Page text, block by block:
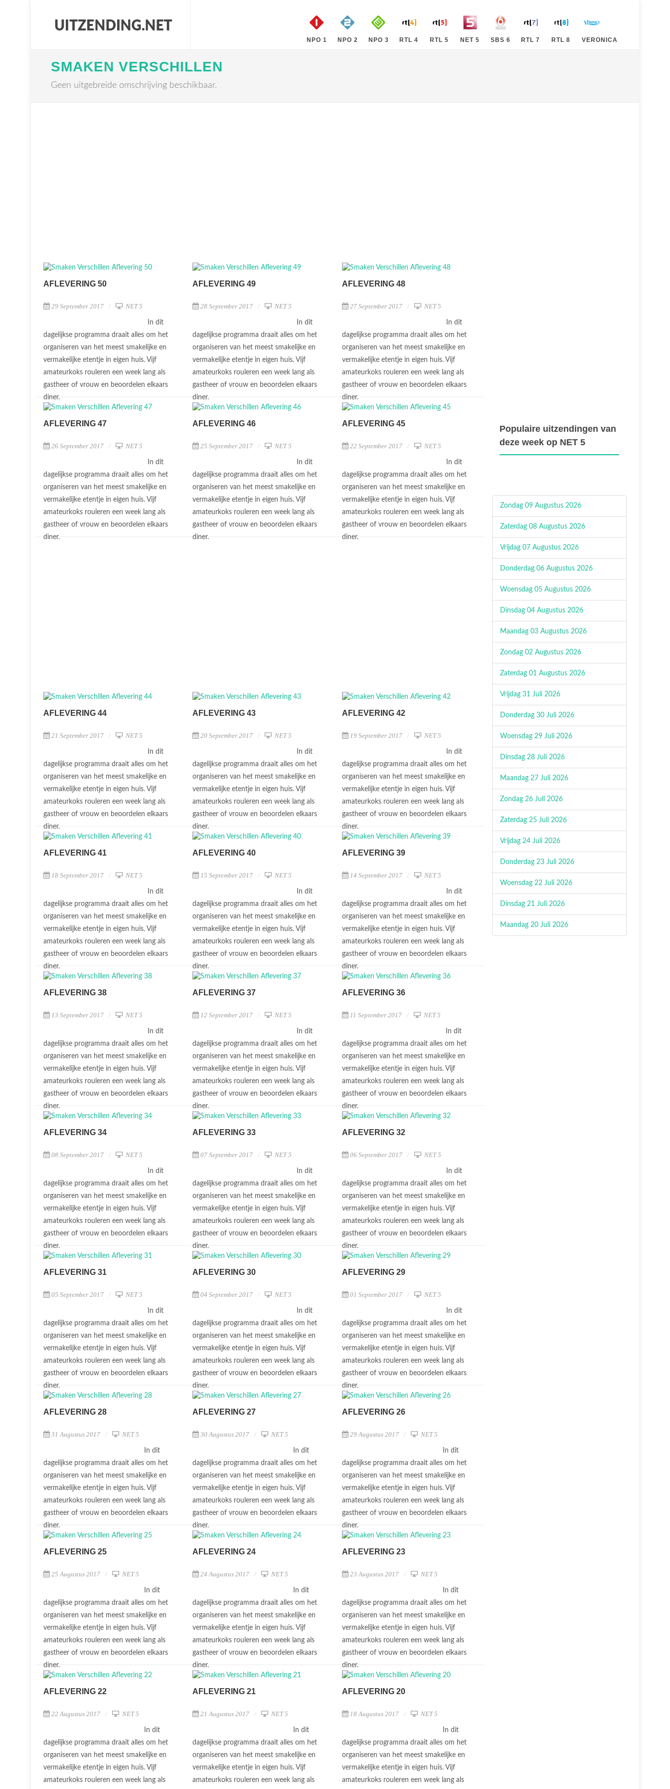
NPO 1 NPO 2 NPO 3 RTL 4 RTL 5 NET 5 SBS 6 RTL 7 RTL 8 VERONICA
SMAKEN VERSCHILLEN
Geen uitgebreide omschrijving beschikbaar.
AFLEVERING 50
29 September 2017 NET 5
In dit
dagelijkse programma draait alles om het
organiseren van het meest smakelijke en
vermakelijke etentje in eigen huis. Vijf
amateurkoks rouleren een week lang als
gastheer of vrouw en beoordelen elkaars
diner.
AFLEVERING 49
28 September 2017 NET 5
In dit
dagelijkse programma draait alles om het
organiseren van het meest smakelijke en
vermakelijke etentje in eigen huis. Vijf
amateurkoks rouleren een week lang als
gastheer of vrouw en beoordelen elkaars
diner.
AFLEVERING 48
27 September 2017 NET 5
In dit
dagelijkse programma draait alles om het
organiseren van het meest smakelijke en
vermakelijke etentje in eigen huis. Vijf
amateurkoks rouleren een week lang als
gastheer of vrouw en beoordelen elkaars
diner.
AFLEVERING 47
26 September 2017 NET 5
In dit
dagelijkse programma draait alles om het
organiseren van het meest smakelijke en
vermakelijke etentje in eigen huis. Vijf
amateurkoks rouleren een week lang als
gastheer of vrouw en beoordelen elkaars
diner.
AFLEVERING 46
25 September 2017 NET 5
In dit
dagelijkse programma draait alles om het
organiseren van het meest smakelijke en
vermakelijke etentje in eigen huis. Vijf
amateurkoks rouleren een week lang als
gastheer of vrouw en beoordelen elkaars
diner.
AFLEVERING 45
22 September 2017 NET 5
In dit
dagelijkse programma draait alles om het
organiseren van het meest smakelijke en
vermakelijke etentje in eigen huis. Vijf
amateurkoks rouleren een week lang als
gastheer of vrouw en beoordelen elkaars
diner.
AFLEVERING 44
21 September 2017 NET 5
In dit
dagelijkse programma draait alles om het
organiseren van het meest smakelijke en
vermakelijke etentje in eigen huis. Vijf
amateurkoks rouleren een week lang als
gastheer of vrouw en beoordelen elkaars
diner.
AFLEVERING 43
20 September 2017 NET 5
In dit
dagelijkse programma draait alles om het
organiseren van het meest smakelijke en
vermakelijke etentje in eigen huis. Vijf
amateurkoks rouleren een week lang als
gastheer of vrouw en beoordelen elkaars
diner.
AFLEVERING 42
19 September 2017 NET 5
In dit
dagelijkse programma draait alles om het
organiseren van het meest smakelijke en
vermakelijke etentje in eigen huis. Vijf
amateurkoks rouleren een week lang als
gastheer of vrouw en beoordelen elkaars
diner.
AFLEVERING 41
18 September 2017 NET 5
In dit
dagelijkse programma draait alles om het
organiseren van het meest smakelijke en
vermakelijke etentje in eigen huis. Vijf
amateurkoks rouleren een week lang als
gastheer of vrouw en beoordelen elkaars
diner.
AFLEVERING 40
15 September 2017 NET 5
In dit
dagelijkse programma draait alles om het
organiseren van het meest smakelijke en
vermakelijke etentje in eigen huis. Vijf
amateurkoks rouleren een week lang als
gastheer of vrouw en beoordelen elkaars
diner.
AFLEVERING 39
14 September 2017 NET 5
In dit
dagelijkse programma draait alles om het
organiseren van het meest smakelijke en
vermakelijke etentje in eigen huis. Vijf
amateurkoks rouleren een week lang als
gastheer of vrouw en beoordelen elkaars
diner.
AFLEVERING 38
13 September 2017 NET 5
In dit
dagelijkse programma draait alles om het
organiseren van het meest smakelijke en
vermakelijke etentje in eigen huis. Vijf
amateurkoks rouleren een week lang als
gastheer of vrouw en beoordelen elkaars
diner.
AFLEVERING 37
12 September 2017 NET 5
In dit
dagelijkse programma draait alles om het
organiseren van het meest smakelijke en
vermakelijke etentje in eigen huis. Vijf
amateurkoks rouleren een week lang als
gastheer of vrouw en beoordelen elkaars
diner.
AFLEVERING 36
11 September 2017 NET 5
In dit
dagelijkse programma draait alles om het
organiseren van het meest smakelijke en
vermakelijke etentje in eigen huis. Vijf
amateurkoks rouleren een week lang als
gastheer of vrouw en beoordelen elkaars
diner.
AFLEVERING 34
08 September 2017 NET 5
In dit
dagelijkse programma draait alles om het
organiseren van het meest smakelijke en
vermakelijke etentje in eigen huis. Vijf
amateurkoks rouleren een week lang als
gastheer of vrouw en beoordelen elkaars
diner.
AFLEVERING 33
07 September 2017 NET 5
In dit
dagelijkse programma draait alles om het
organiseren van het meest smakelijke en
vermakelijke etentje in eigen huis. Vijf
amateurkoks rouleren een week lang als
gastheer of vrouw en beoordelen elkaars
diner.
AFLEVERING 32
06 September 2017 NET 5
In dit
dagelijkse programma draait alles om het
organiseren van het meest smakelijke en
vermakelijke etentje in eigen huis. Vijf
amateurkoks rouleren een week lang als
gastheer of vrouw en beoordelen elkaars
diner.
AFLEVERING 31
05 September 2017 NET 5
In dit
dagelijkse programma draait alles om het
organiseren van het meest smakelijke en
vermakelijke etentje in eigen huis. Vijf
amateurkoks rouleren een week lang als
gastheer of vrouw en beoordelen elkaars
diner.
AFLEVERING 30
04 September 2017 NET 5
In dit
dagelijkse programma draait alles om het
organiseren van het meest smakelijke en
vermakelijke etentje in eigen huis. Vijf
amateurkoks rouleren een week lang als
gastheer of vrouw en beoordelen elkaars
diner.
AFLEVERING 29
01 September 2017 NET 5
In dit
dagelijkse programma draait alles om het
organiseren van het meest smakelijke en
vermakelijke etentje in eigen huis. Vijf
amateurkoks rouleren een week lang als
gastheer of vrouw en beoordelen elkaars
diner.
AFLEVERING 28
31 Augustus 2017 NET 5
In dit
dagelijkse programma draait alles om het
organiseren van het meest smakelijke en
vermakelijke etentje in eigen huis. Vijf
amateurkoks rouleren een week lang als
gastheer of vrouw en beoordelen elkaars
diner.
AFLEVERING 27
30 Augustus 2017 NET 5
In dit
dagelijkse programma draait alles om het
organiseren van het meest smakelijke en
vermakelijke etentje in eigen huis. Vijf
amateurkoks rouleren een week lang als
gastheer of vrouw en beoordelen elkaars
diner.
AFLEVERING 26
29 Augustus 2017 NET 5
In dit
dagelijkse programma draait alles om het
organiseren van het meest smakelijke en
vermakelijke etentje in eigen huis. Vijf
amateurkoks rouleren een week lang als
gastheer of vrouw en beoordelen elkaars
diner.
AFLEVERING 25
25 Augustus 2017 NET 5
In dit
dagelijkse programma draait alles om het
organiseren van het meest smakelijke en
vermakelijke etentje in eigen huis. Vijf
amateurkoks rouleren een week lang als
gastheer of vrouw en beoordelen elkaars
diner.
AFLEVERING 24
24 Augustus 2017 NET 5
In dit
dagelijkse programma draait alles om het
organiseren van het meest smakelijke en
vermakelijke etentje in eigen huis. Vijf
amateurkoks rouleren een week lang als
gastheer of vrouw en beoordelen elkaars
diner.
AFLEVERING 23
23 Augustus 2017 NET 5
In dit
dagelijkse programma draait alles om het
organiseren van het meest smakelijke en
vermakelijke etentje in eigen huis. Vijf
amateurkoks rouleren een week lang als
gastheer of vrouw en beoordelen elkaars
diner.
AFLEVERING 22
22 Augustus 2017 NET 5
In dit
dagelijkse programma draait alles om het
organiseren van het meest smakelijke en
vermakelijke etentje in eigen huis. Vijf
amateurkoks rouleren een week lang als
AFLEVERING 21
21 Augustus 2017 NET 5
In dit
dagelijkse programma draait alles om het
organiseren van het meest smakelijke en
vermakelijke etentje in eigen huis. Vijf
amateurkoks rouleren een week lang als
AFLEVERING 20
18 Augustus 2017 NET 5
In dit
dagelijkse programma draait alles om het
organiseren van het meest smakelijke en
vermakelijke etentje in eigen huis. Vijf
amateurkoks rouleren een week lang als
Populaire uitzendingen van
deze week op NET 5
Zondag 09 Augustus 2026
Zaterdag 08 Augustus 2026
Vrijdag 07 Augustus 2026
Donderdag 06 Augustus 2026
Woensdag 05 Augustus 2026
Dinsdag 04 Augustus 2026
Maandag 03 Augustus 2026
Zondag 02 Augustus 2026
Zaterdag 01 Augustus 2026
Vrijdag 31 Juli 2026
Donderdag 30 Juli 2026
Woensdag 29 Juli 2026
Dinsdag 28 Juli 2026
Maandag 27 Juli 2026
Zondag 26 Juli 2026
Zaterdag 25 Juli 2026
Vrijdag 24 Juli 2026
Donderdag 23 Juli 2026
Woensdag 22 Juli 2026
Dinsdag 21 Juli 2026
Maandag 20 Juli 2026